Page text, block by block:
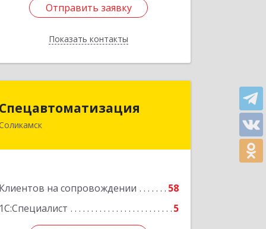
Отправить заявку
Показать контакты
Отправить заявку
Назад
Спецавтоматизация
Клиентов на сопровождении
58
1С:Специалист
5
618547, Пермский край, Соликамск г,